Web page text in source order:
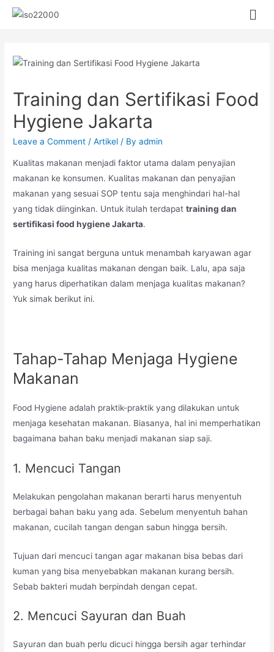
Training dan Sertifikasi Food
Hygiene Jakarta
Leave a Comment /Artikel / Byadmin
Kualitas makanan menjadi faktor utama dalam penyajian
makanan ke konsumen. Kualitas makanan dan penyajian
makanan yang sesuai SOP tentu saja menghindari hal-hal
yang tidak diinginkan. Untuk itulah terdapattraining dan
sertifikasi food hygiene Jakarta.
Training ini sangat berguna untuk menambah karyawan agar
bisa menjaga kualitas makanan dengan baik. Lalu, apa saja
yang harus diperhatikan dalam menjaga kualitas makanan?
Yuk simak berikut ini.
Tahap-Tahap Menjaga Hygiene
Makanan
Food Hygiene adalah praktik-praktik yang dilakukan untuk
menjaga kesehatan makanan. Biasanya, hal ini memperhatikan
bagaimana bahan baku menjadi makanan siap saji.
1. Mencuci Tangan
Melakukan pengolahan makanan berarti harus menyentuh
berbagai bahan baku yang ada. Sebelum menyentuh bahan
makanan, cucilah tangan dengan sabun hingga bersih.
Tujuan dari mencuci tangan agar makanan bisa bebas dari
kuman yang bisa menyebabkan makanan kurang bersih.
Sebab bakteri mudah berpindah dengan cepat.
2. Mencuci Sayuran dan Buah
Sayuran dan buah perlu dicuci hingga bersih agar terhindar